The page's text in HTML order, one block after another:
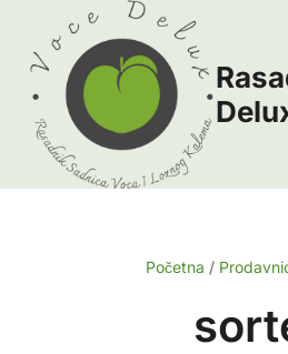
content
Početna /